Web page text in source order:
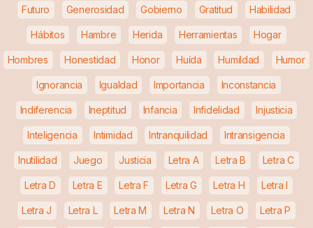
Futuro Generosidad Gobierno Gratitud Habilidad
Hábitos Hambre Herida Herramientas Hogar
Hombres Honestidad Honor Huída Humildad Humor
Ignorancia Igualdad Importancia Inconstancia
Indiferencia Ineptitud Infancia Infidelidad Injusticia
Inteligencia Intimidad Intranquilidad Intransigencia
Inutilidad Juego Justicia Letra A Letra B Letra C
Letra D Letra E Letra F Letra G Letra H Letra I
Letra J Letra L Letra M Letra N Letra O Letra P